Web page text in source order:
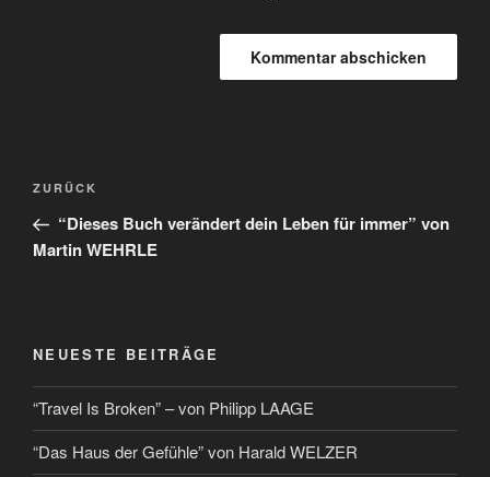
ZURÜCK
“Dieses Buch verändert dein Leben für immer” von
Martin WEHRLE
NEUESTE BEITRÄGE
“Travel Is Broken” – von Philipp LAAGE
“Das Haus der Gefühle” von Harald WELZER